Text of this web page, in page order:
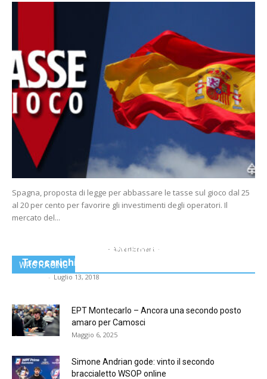
Spagna, proposta di legge per abbassare le tasse sul gioco dal 25
al 20 per cento per favorire gli investimenti degli operatori. Il
mercato del...
- Advertisement -
WRC RACING
WSOP 2018: Pescatori Hot nell’HORSE e
Treccarichi va al day 2
- Luglio 13, 2018
EPT Montecarlo – Ancora una secondo posto
amaro per Camosci
Maggio 6, 2025
Simone Andrian gode: vinto il secondo
braccialetto WSOP online